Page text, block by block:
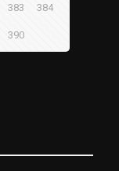
383 384
390